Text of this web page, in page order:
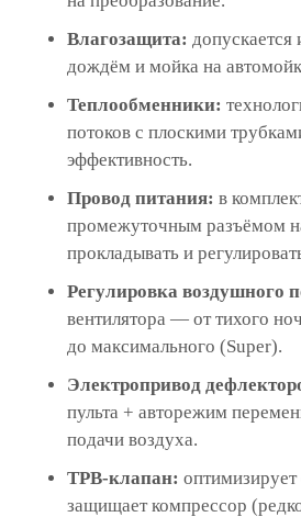
Влагозащита: допускается
дождём и мойка на
Теплообменники:
потоков с плоскими
эффективность.
Провод питания: в
промежуточным разъёмом
прокладывать и
Регулировка воздушного
вентилятора — от тихого
до максимального (Super).
Электропривод
пульта + авторежим
подачи воздуха.
ТРВ-клапан:
защищает компрессор